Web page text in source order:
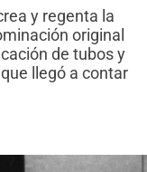
y regenta la
original
de tubos y
llegó a contar